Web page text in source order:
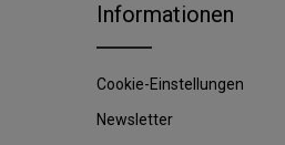
Informationen
Cookie-Einstellungen
Newsletter